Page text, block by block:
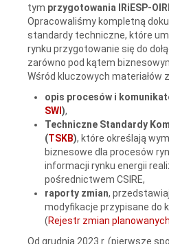
tym przygotowania IRiESP-
Opracowaliśmy kompletną
standardy techniczne, które
rynku przygotowanie się do
zarówno pod kątem
Wśród kluczowych materiałów
opis procesów i
SWI ),
Techniczne Standardy
(TSKB), które określają
biznesowe dla procesów
informacji rynku energii
pośrednictwem CSIRE,
raporty zmian,
modyfikacje przypisane do
(Rejestr zmian planowanych
Od grudnia 2023 r. (pierwsze